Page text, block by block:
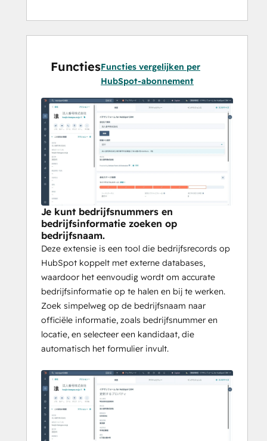
Community voor mensen die van
willen raken bij de Ichisan-service.
https://note.com/houjin_bangou/n/n04
c177839cb5
FunctiesFuncties vergelijken per
HubSpot-abonnement
Je kunt bedrijfsnummers en
bedrijfsinformatie zoeken op
bedrijfsnaam.
Deze extensie is een tool die bedrijfsrecords op
HubSpot koppelt met externe databases,
waardoor het eenvoudig wordt om accurate
bedrijfsinformatie op te halen en bij te werken.
Zoek simpelweg op de bedrijfsnaam naar
officiële informatie, zoals bedrijfsnummer en
locatie, en selecteer een kandidaat, die
automatisch het formulier invult.